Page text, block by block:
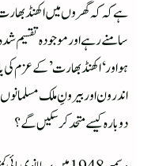
ہے کہ کہ گھروں میں اکھنڈ بھارت
سامنے رہے اور موجودہ تقسیم
ہو اور ‘اکھنڈ بھارت’ کے عزم
اندرون اور بیرونِ ملک
دوبارہ کیسے متحد کرسکیں گے؟